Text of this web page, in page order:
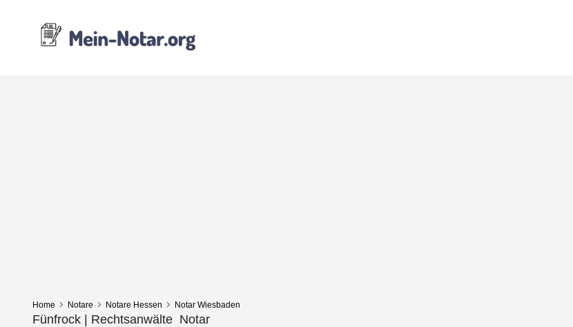
Home Notare Notare Hessen Notar Wiesbaden
Fünfrock | Rechtsanwälte  Notar